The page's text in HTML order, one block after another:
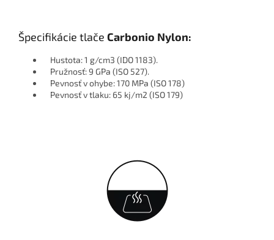
Špecifikácie tlače Carbonio Nylon:
Hustota: 1 g/cm3 (IDO 1183).
Pružnosť: 9 GPa (ISO 527).
Pevnosť v ohybe: 170 MPa (ISO 178)
Pevnosť v tlaku: 65 kj/m2 (ISO 179)